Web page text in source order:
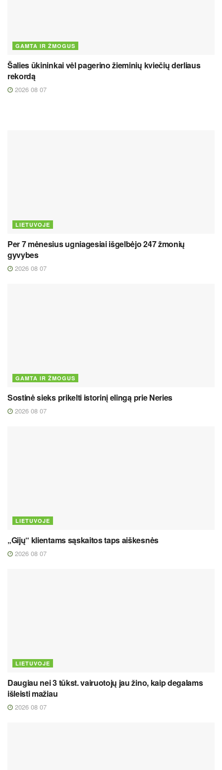
GAMTA IR ŽMOGUS
Šalies ūkininkai vėl pagerino žieminių kviečių derliaus
rekordą
2026 08 07
LIETUVOJE
Per 7 mėnesius ugniagesiai išgelbėjo 247 žmonių
gyvybes
2026 08 07
GAMTA IR ŽMOGUS
Sostinė sieks prikelti istorinį elingą prie Neries
2026 08 07
LIETUVOJE
„Gijų“ klientams sąskaitos taps aiškesnės
2026 08 07
LIETUVOJE
Daugiau nei 3 tūkst. vairuotojų jau žino, kaip degalams
išleisti mažiau
2026 08 07